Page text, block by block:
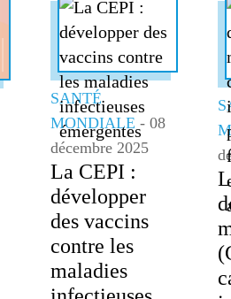
SANTÉ
MONDIALE - 08
décembre 2025
La CEPI :
développer
des vaccins
contre les
maladies